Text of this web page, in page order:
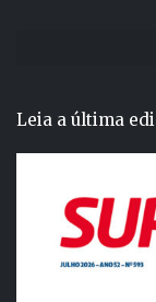
Leia a última